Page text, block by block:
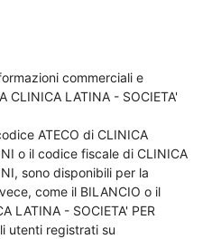
commerciali e
CLINICA LATINA - SOCIETA'
ATECO di CLINICA
o il codice fiscale di CLINICA
sono disponibili per la
come il BILANCIO o il
LATINA - SOCIETA' PER
utenti registrati su